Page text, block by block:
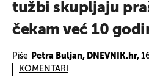
tužbi skupljaju
čekam već 10
Piše Petra Buljan, DNEVNIK.hr,
KOMENTARI